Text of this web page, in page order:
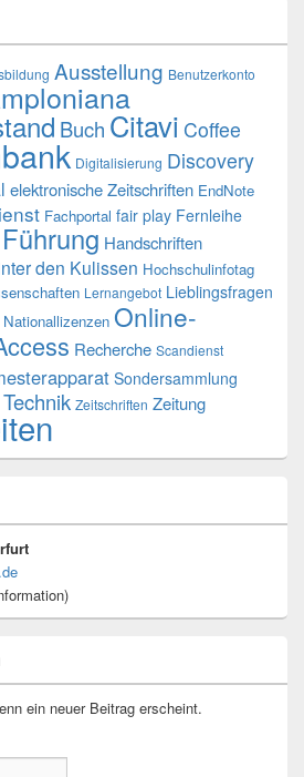
Ausstellung Benutzerkonto
Buch Citavi Coffee
Digitalisierung Discovery
elektronische Zeitschriften EndNote
Fachportal fair play Fernleihe
Führung Handschriften
den Kulissen Hochschulinfotag
Lernangebot Lieblingsfragen
Nationallizenzen Online-
Recherche Scandienst
Sondersammlung
Technik Zeitschriften Zeitung
ein neuer Beitrag erscheint.